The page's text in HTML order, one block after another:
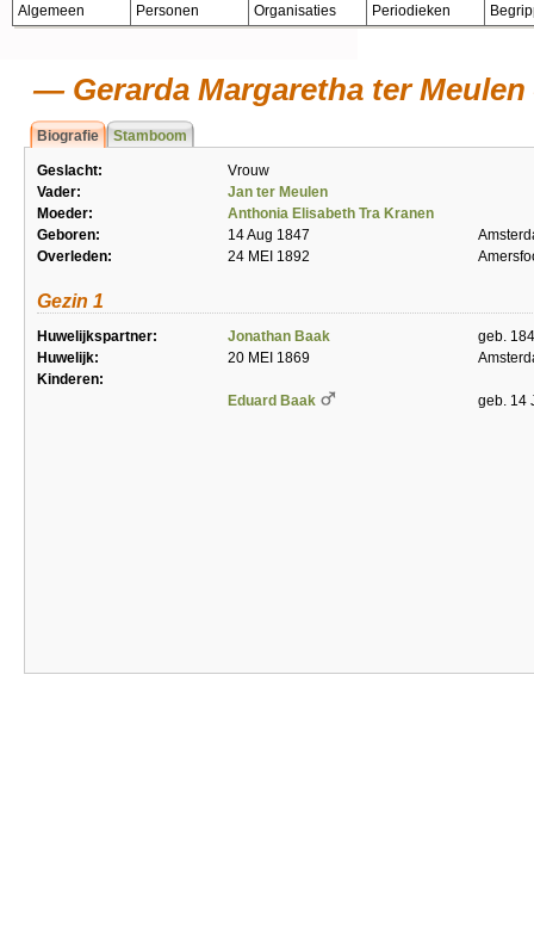
Algemeen Personen Organisaties Periodieken
Gerarda Margaretha ter Meulen
Biografie Stamboom
Geslacht:
Vrouw
Vader:
Jan ter Meulen
Moeder:
Anthonia Elisabeth Tra Kranen
Geboren:
14 Aug 1847
Overleden:
24 MEI 1892
Gezin 1
Huwelijkspartner: Jonathan Baak
geb.
Huwelijk:
20 MEI 1869
Kinderen:
Eduard Baak
geb. 14